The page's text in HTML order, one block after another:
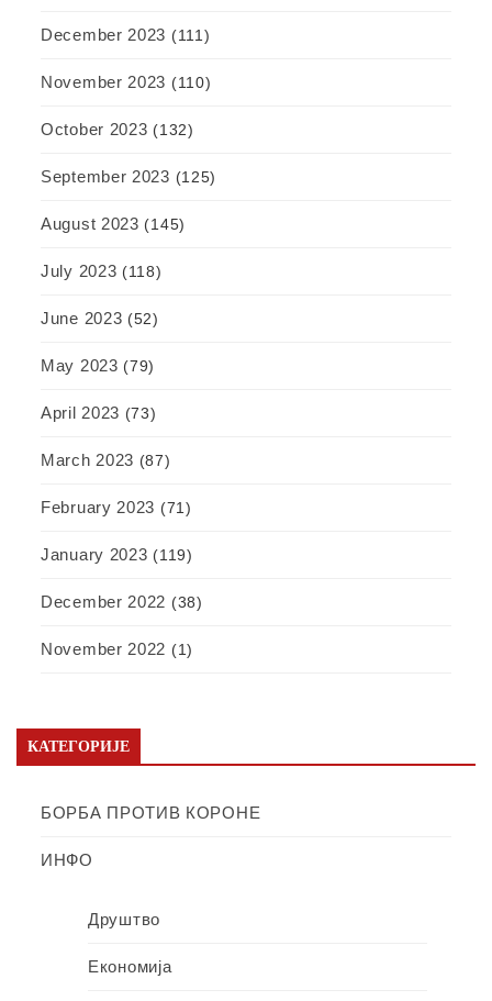
December 2023 (111)
November 2023 (110)
October 2023 (132)
September 2023 (125)
August 2023 (145)
July 2023 (118)
June 2023 (52)
May 2023 (79)
April 2023 (73)
March 2023 (87)
February 2023 (71)
January 2023 (119)
December 2022 (38)
November 2022 (1)
КАТЕГОРИЈЕ
БОРБА ПРОТИВ КОРОНЕ
ИНФО
Друштво
Економија